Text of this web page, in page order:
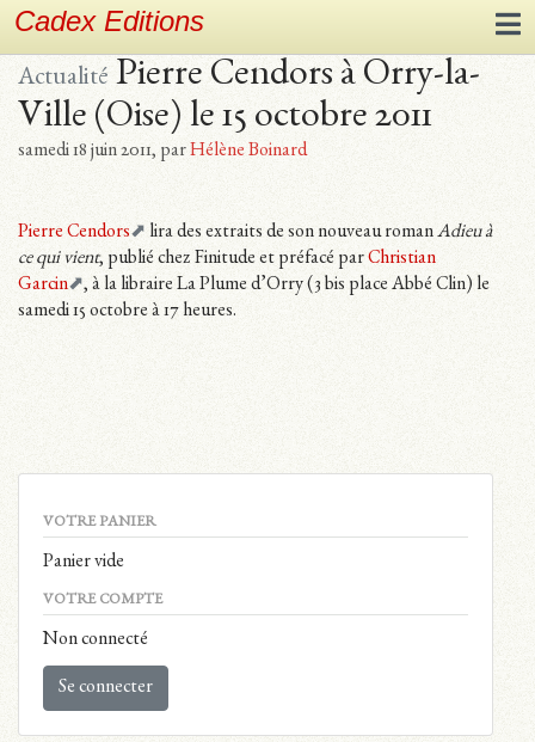
Cadex Editions
Actualité Pierre Cendors à Orry-la-
Ville (Oise) le 15 octobre 2011
samedi 18 juin 2011, parHélène Boinard
Pierre Cendors lira des extraits de son nouveau romanAdieu à
ce qui vient, publié chez Finitude et préfacé parChristian
Garcin
, à la libraire La Plume d’Orry (3 bis place Abbé Clin) le
samedi 15 octobre à 17 heures.
VOTRE PANIER
Panier vide
VOTRE COMPTE
Non connecté
Se connecter